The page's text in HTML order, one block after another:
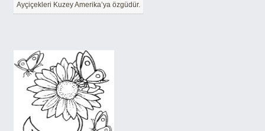
Ayçiçekleri Kuzey Amerika’ya özgüdür.